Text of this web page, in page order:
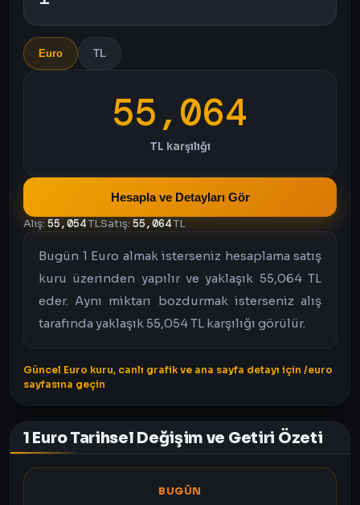
Euro TL
55,064
TL karşılığı
Hesapla ve Detayları Gör
Alış: 55,054TLSatış: 55,064TL
Bugün 1 Euro almak isterseniz hesaplama satış
kuru üzerinden yapılır ve yaklaşık 55,064 TL
eder. Aynı miktarı bozdurmak isterseniz alış
tarafında yaklaşık 55,054 TL karşılığı görülür.
Güncel Euro kuru, canlı grafik ve ana sayfa detayı için /euro
sayfasına geçin
1 Euro Tarihsel Değişim ve Getiri Özeti
BUGÜN